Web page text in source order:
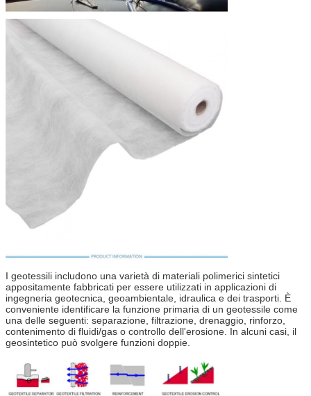
I geotessili includono una varietà di materiali polimerici sintetici
appositamente fabbricati per essere utilizzati in applicazioni di
ingegneria geotecnica, geoambientale, idraulica e dei trasporti. È
conveniente identificare la funzione primaria di un geotessile come
una delle seguenti: separazione, filtrazione, drenaggio, rinforzo,
contenimento di fluidi/gas o controllo dell'erosione. In alcuni casi, il
geosintetico può svolgere funzioni doppie.